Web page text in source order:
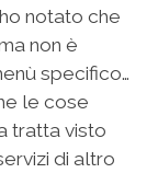
notato che
non è
specifico…
le cose
tratta visto
di altro